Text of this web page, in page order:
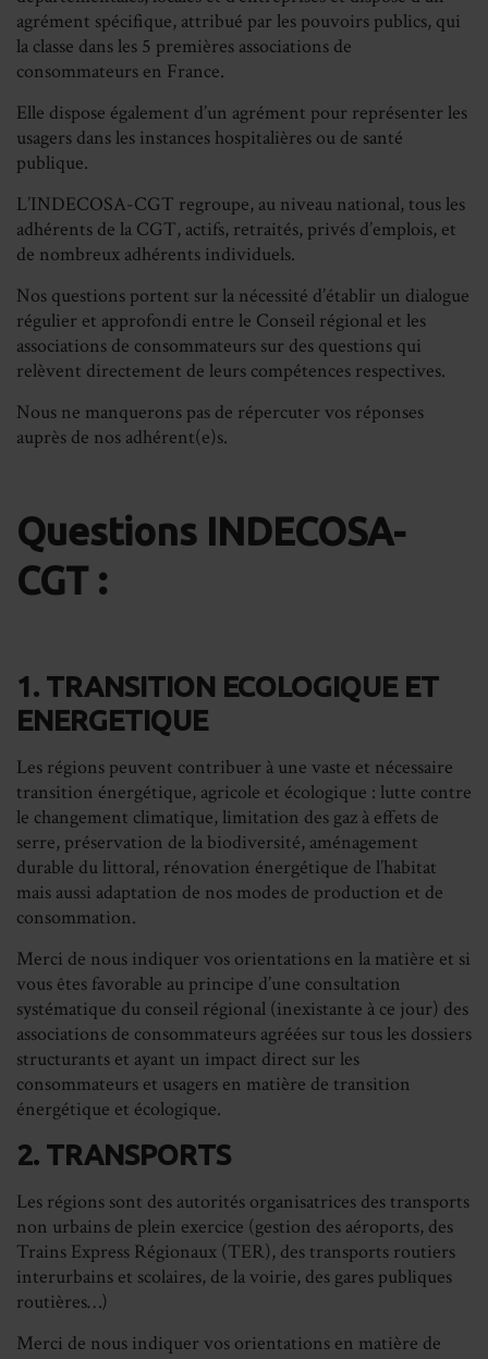
agrément spécifique, attribué par les pouvoirs publics, qui
la classe dans les 5 premières associations de
consommateurs en France.
Elle dispose également d’un agrément pour représenter les
usagers dans les instances hospitalières ou de santé
publique.
L’INDECOSA-CGT regroupe, au niveau national, tous les
adhérents de la CGT, actifs, retraités, privés d’emplois, et
de nombreux adhérents individuels.
Nos questions portent sur la nécessité d’établir un dialogue
régulier et approfondi entre le Conseil régional et les
associations de consommateurs sur des questions qui
relèvent directement de leurs compétences respectives.
Nous ne manquerons pas de répercuter vos réponses
auprès de nos adhérent(e)s.
Questions INDECOSA-
CGT :
1. TRANSITION ECOLOGIQUE ET
ENERGETIQUE
Les régions peuvent contribuer à une vaste et nécessaire
transition énergétique, agricole et écologique : lutte contre
le changement climatique, limitation des gaz à effets de
serre, préservation de la biodiversité, aménagement
durable du littoral, rénovation énergétique de l’habitat
mais aussi adaptation de nos modes de production et de
consommation.
Merci de nous indiquer vos orientations en la matière et si
vous êtes favorable au principe d’une consultation
systématique du conseil régional (inexistante à ce jour) des
associations de consommateurs agréées sur tous les dossiers
structurants et ayant un impact direct sur les
consommateurs et usagers en matière de transition
énergétique et écologique.
2. TRANSPORTS
Les régions sont des autorités organisatrices des transports
non urbains de plein exercice (gestion des aéroports, des
Trains Express Régionaux (TER), des transports routiers
interurbains et scolaires, de la voirie, des gares publiques
routières…)
Merci de nous indiquer vos orientations en matière de